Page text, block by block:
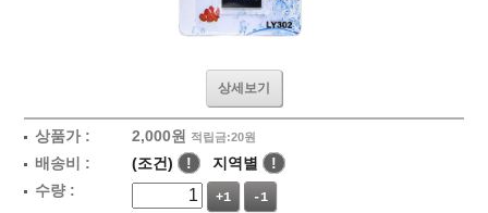
상세보기
상품가 : 2,000원 적립금:20원
배송비 : (조건) ! 지역별
!
수량 :
+1 -1